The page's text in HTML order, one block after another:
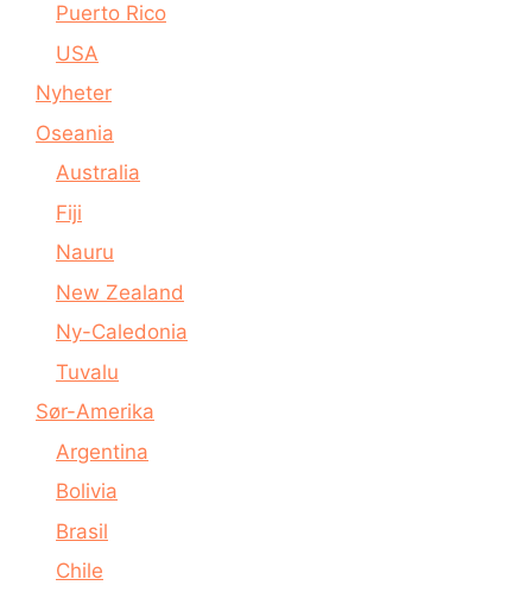
Puerto Rico
USA
Nyheter
Oseania
Australia
Fiji
Nauru
New Zealand
Ny-Caledonia
Tuvalu
Sør-Amerika
Argentina
Bolivia
Brasil
Chile